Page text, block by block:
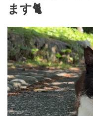
ます🐈